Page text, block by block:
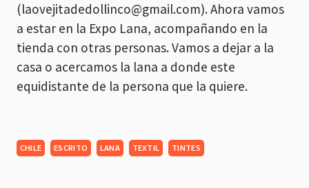
(laovejitadedollinco@gmail.com). Ahora vamos
a estar en la Expo Lana, acompañando en la
tienda con otras personas. Vamos a dejar a la
casa o acercamos la lana a donde este
equidistante de la persona que la quiere.
CHILE ESCRITO LANA TEXTIL TINTES